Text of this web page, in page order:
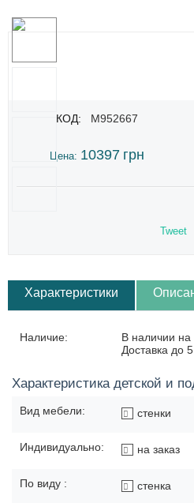
КОД: M952667
Цена: 10397 грн
Tweet
Характеристики
Наличие:
В наличии на
Доставка до
Характеристика детской и
Вид мебели: стенки
Индивидуально: на заказ
По виду : стенка